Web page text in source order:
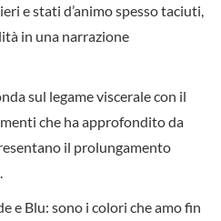
e stati d’animo spesso taciuti,
in una narrazione
sul legame viscerale con il
che ha approfondito da
il prolungamento
e Blu: sono i colori che amo fin